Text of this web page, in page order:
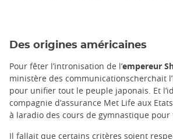
Des origines américaines
Pour fêter l’intronisation de l’empereur
ministère des communicationscherchait
pour unifier tout le peuple japonais. Et
compagnie d’assurance Met Life aux
à laradio des cours de gymnastique
Il fallait que certains critères soient